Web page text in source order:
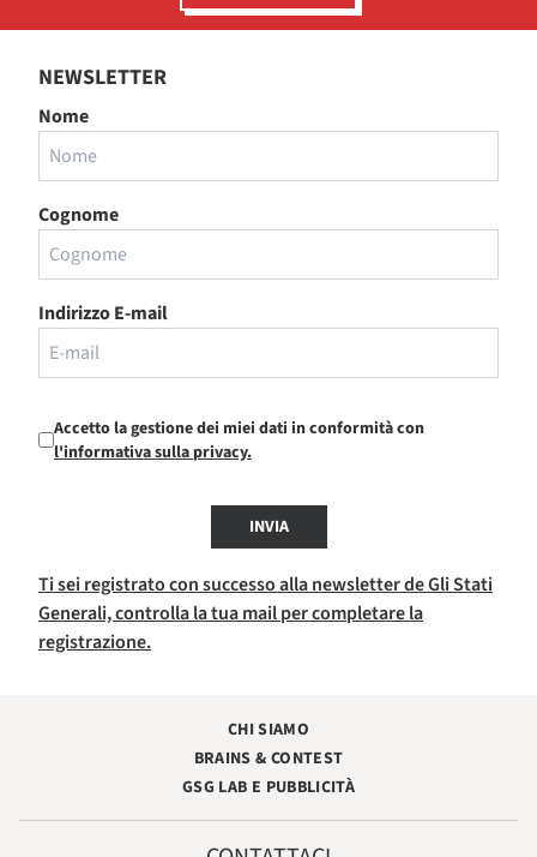
NEWSLETTER
Nome
Cognome
Indirizzo E-mail
Accetto la gestione dei miei dati in conformità con
l'informativa sulla privacy.
INVIA
Ti sei registrato con successo alla newsletter de Gli Stati
Generali, controlla la tua mail per completare la
registrazione.
CHI SIAMO
BRAINS & CONTEST
GSG LAB E PUBBLICITÀ